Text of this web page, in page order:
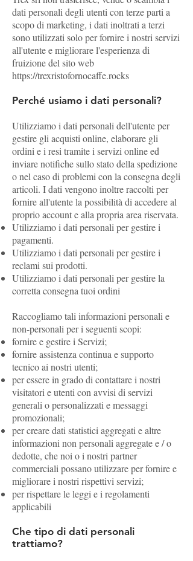
dati personali degli utenti con terze parti a
scopo di marketing, i dati inoltrati a terzi
sono utilizzati solo per fornire i nostri servizi
all'utente e migliorare l'esperienza di
fruizione del sito web
https://trexristofornocaffe.rocks
Perché usiamo i dati personali?
Utilizziamo i dati personali dell'utente per
gestire gli acquisti online, elaborare gli
ordini e i resi tramite i servizi online ed
inviare notifiche sullo stato della spedizione
o nel caso di problemi con la consegna degli
articoli. I dati vengono inoltre raccolti per
fornire all'utente la possibilità di accedere al
proprio account e alla propria area riservata.
Utilizziamo i dati personali per gestire i
pagamenti.
Utilizziamo i dati personali per gestire i
reclami sui prodotti.
Utilizziamo i dati personali per gestire la
corretta consegna tuoi ordini
Raccogliamo tali informazioni personali e
non-personali per i seguenti scopi:
fornire e gestire i Servizi;
fornire assistenza continua e supporto
tecnico ai nostri utenti;
per essere in grado di contattare i nostri
visitatori e utenti con avvisi di servizi
generali o personalizzati e messaggi
promozionali;
per creare dati statistici aggregati e altre
informazioni non personali aggregate e / o
dedotte, che noi o i nostri partner
commerciali possano utilizzare per fornire e
migliorare i nostri rispettivi servizi;
per rispettare le leggi e i regolamenti
applicabili
Che tipo di dati personali
trattiamo?